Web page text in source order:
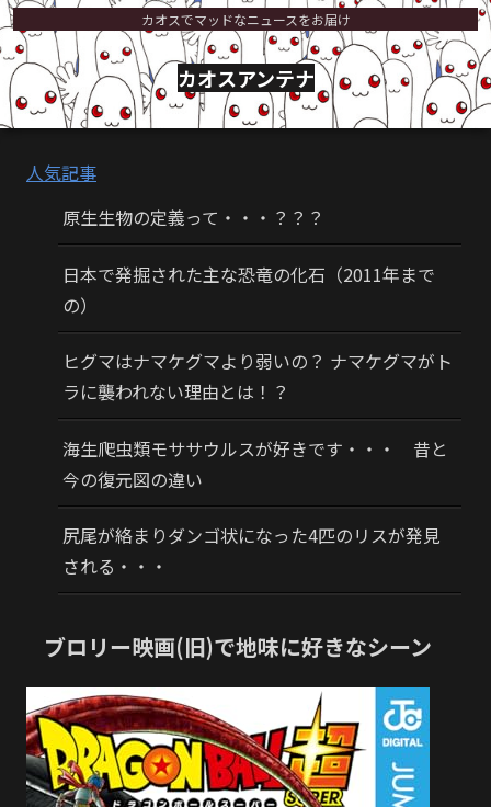
カオスでマッドなニュースをお届け
カオスアンテナ
人気記事
原生生物の定義って・・・？？？
日本で発掘された主な恐竜の化石（2011年まで
の）
ヒグマはナマケグマより弱いの？ ナマケグマがト
ラに襲われない理由とは！？
海生爬虫類モササウルスが好きです・・・ 昔と
今の復元図の違い
尻尾が絡まりダンゴ状になった4匹のリスが発見
される・・・
ブロリー映画(旧)で地味に好きなシーン